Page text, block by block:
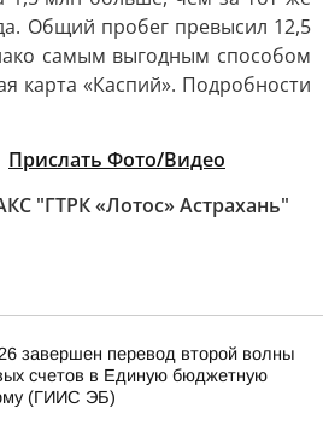
Общий пробег превысил 12,5
самым выгодным способом
карта «Каспий». Подробности
Прислать Фото/Видео
"ГТРК «Лотос» Астрахань"
завершен перевод второй волны
счетов в Единую бюджетную
(ГИИС ЭБ)